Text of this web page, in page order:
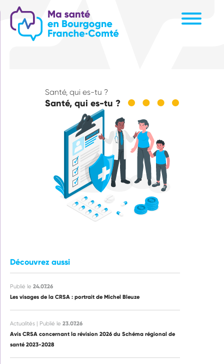
contenu
principal
Santé, qui es-tu ?
Santé, qui es-tu ?
Découvrez aussi
Publié le 24.07.26
Les visages de la CRSA : portrait de Michel Bleuze
Actualités | Publié le 23.07.26
Avis CRSA concernant la révision 2026 du Schéma régional de
santé 2023-2028